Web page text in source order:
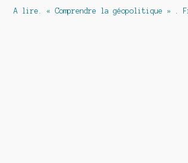
Article
A lire. « Comprendre la géopolitique » .